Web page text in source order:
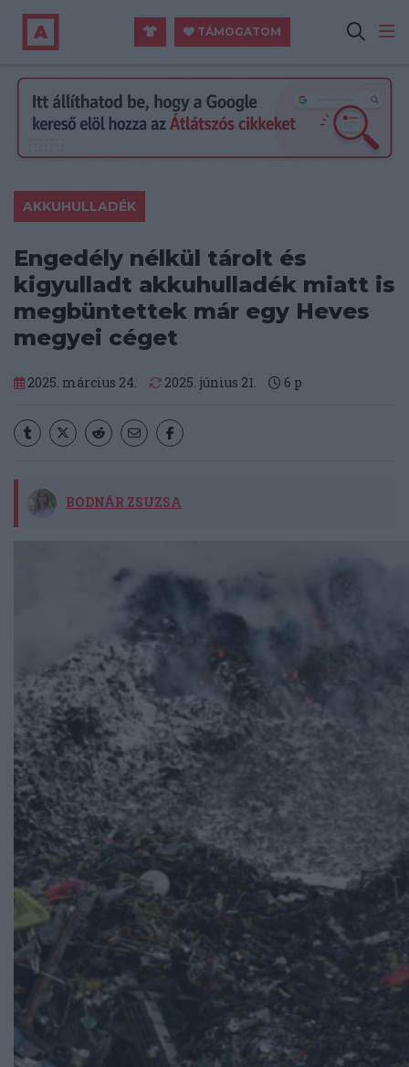
TÁMOGATOM
AKKUHULLADÉK
Engedély nélkül tárolt és
kigyulladt akkuhulladék miatt is
megbüntettek már egy Heves
megyei céget
2025. március 24. 2025. június 21. 6 p
BODNÁR ZSUZSA